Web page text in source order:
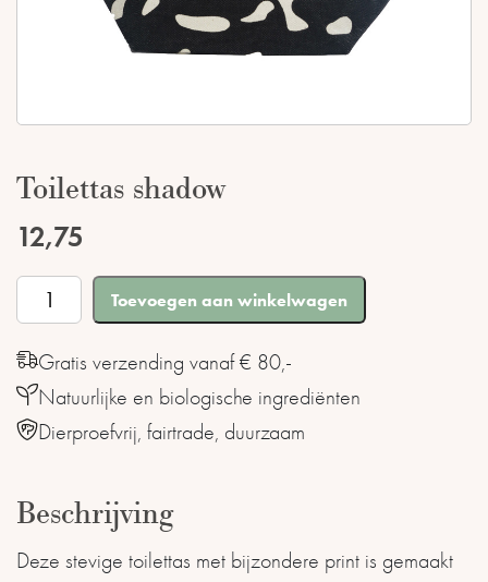
Toilettas shadow
12,75
Toilettas
shadow
aantal
Toevoegen aan winkelwagen
Gratis verzending vanaf € 80,-
Natuurlijke en biologische ingrediënten
Dierproefvrij, fairtrade, duurzaam
Beschrijving
Deze stevige toilettas met bijzondere print is gemaakt